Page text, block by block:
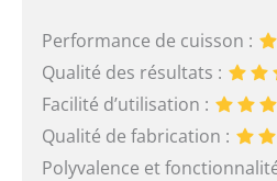
Performance de cuisson :
Qualité des résultats :
Facilité d’utilisation :
Qualité de fabrication :
Polyvalence et